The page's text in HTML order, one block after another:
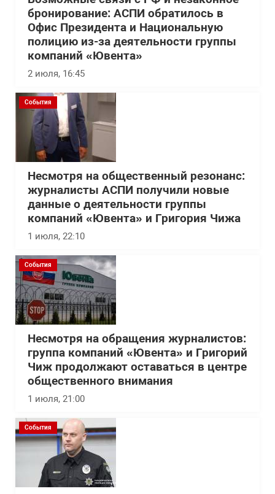
бронирование: АСПИ обратилось в
Офис Президента и Национальную
полицию из-за деятельности группы
компаний «Ювента»
2 июля, 16:45
События
Несмотря на общественный резонанс:
журналисты АСПИ получили новые
данные о деятельности группы
компаний «Ювента» и Григория Чижа
1 июля, 22:10
События
Несмотря на обращения журналистов:
группа компаний «Ювента» и Григорий
Чиж продолжают оставаться в центре
общественного внимания
1 июля, 21:00
События